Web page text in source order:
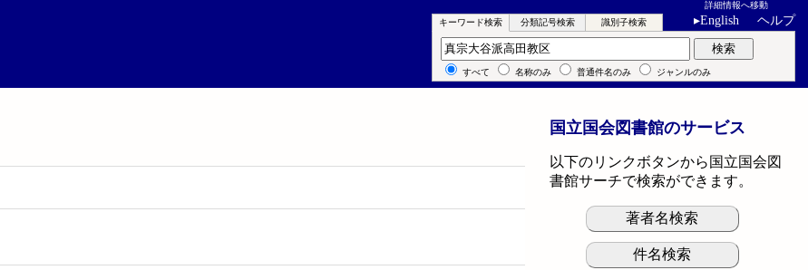
詳細情報へ移動
▸English ヘルプ
キーワード検索 分類記号検索 識別子検索
キーワード検索 検索
すべて 名称のみ 普通件名のみ ジャンルのみ
国立国会図書館のサービス
以下のリンクボタンから国立国会図
書館サーチで検索ができます。
著者名検索
件名検索